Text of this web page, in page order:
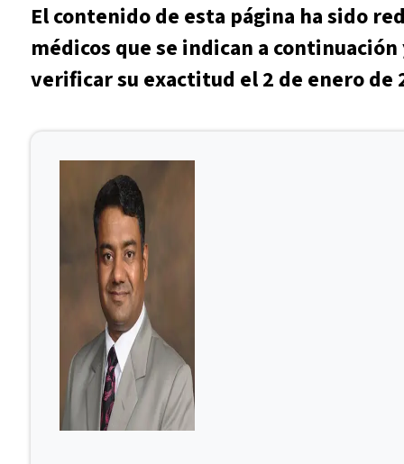
El contenido de esta página ha sido
médicos que se indican a
verificar su exactitud el 2 de enero de